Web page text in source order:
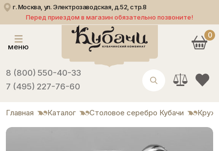
г. Москва, ул. Электрозаводская, д.52, стр.8
Перед приездом в магазин обязательно позвоните!
меню
8 (800) 550-40-33
7 (495) 227-76-60
0
Главная Каталог Столовое серебро Кубачи